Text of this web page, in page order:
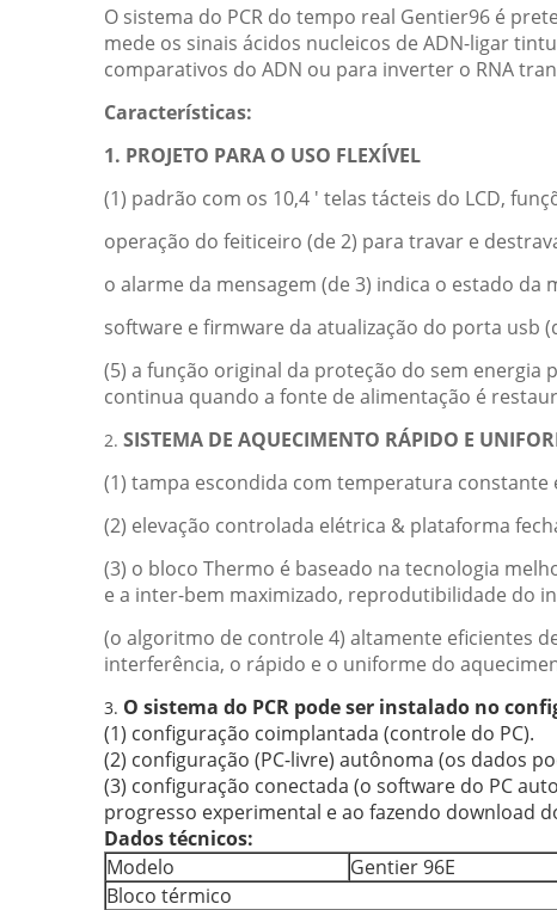
O sistema do PCR do tempo real Gentier96 é
mede os sinais ácidos nucleicos de ADN-ligar
comparativos do ADN ou para inverter o RNA
Características:
1. PROJETO PARA O USO FLEXÍVEL
(1) padrão com os 10,4 ' telas tácteis do LCD,
operação do feiticeiro (de 2) para travar e
o alarme da mensagem (de 3) indica o estado da
software e firmware da atualização do porta usb
(5) a função original da proteção do sem
continua quando a fonte de alimentação é
2. SISTEMA DE AQUECIMENTO RÁPIDO E
(1) tampa escondida com temperatura constante
(2) elevação controlada elétrica & plataforma
(3) o bloco Thermo é baseado na tecnologia
e a inter-bem maximizado, reprodutibilidade do
(o algoritmo de controle 4) altamente eficientes
interferência, o rápido e o uniforme do
3. O sistema do PCR pode ser instalado no
(1) configuração coimplantada (controle do PC).
(2) configuração (PC-livre) autônoma (os dados
(3) configuração conectada (o software do PC
progresso experimental e ao fazendo download
Dados técnicos:
Modelo
Gentier 96E
Bloco térmico